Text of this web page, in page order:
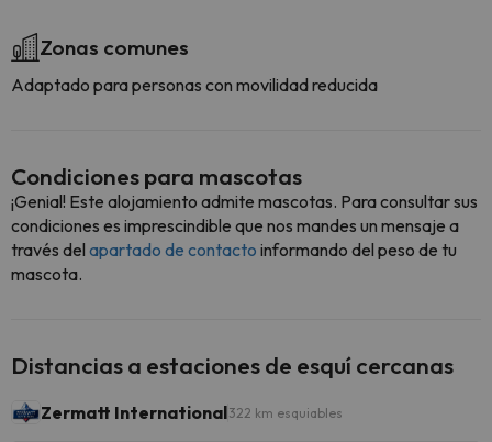
Zonas comunes
Adaptado para personas con movilidad reducida
Condiciones para mascotas
¡Genial! Este alojamiento admite mascotas. Para consultar sus
condiciones es imprescindible que nos mandes un mensaje a
través del apartado de contacto informando del peso de tu
mascota.
Distancias a estaciones de esquí cercanas
Zermatt International322 km esquiables